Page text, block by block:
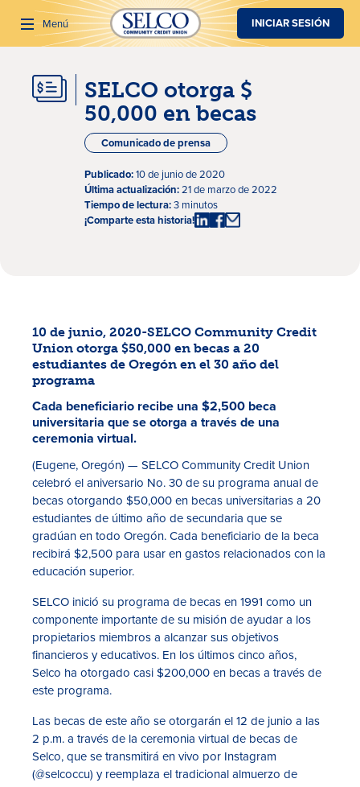
SALTAR AL CONTENIDO PRINCIPAL
Menú
Tasas
Sucursales
Hazte miembro
Registrarse en la banca digital
In English
INICIAR SESIÓN
SELCO otorga $
50,000 en becas
Comunicado de prensa
Publicado:10 de junio de 2020
Última actualización:21 de marzo de 2022
Tiempo de lectura:3 minutos
¡Comparte esta historia!
10 de junio, 2020-SELCO Community Credit
Union otorga $50,000 en becas a 20
estudiantes de Oregón en el 30 año del
programa
Cada beneficiario recibe una $2,500 beca
universitaria que se otorga a través de una
ceremonia virtual.
(Eugene, Oregón) — SELCO Community Credit Union
celebró el aniversario No. 30 de su programa anual de
becas otorgando $50,000 en becas universitarias a 20
estudiantes de último año de secundaria que se
gradúan en todo Oregón. Cada beneficiario de la beca
recibirá $2,500 para usar en gastos relacionados con la
educación superior.
SELCO inició su programa de becas en 1991 como un
componente importante de su misión de ayudar a los
propietarios miembros a alcanzar sus objetivos
financieros y educativos. En los últimos cinco años,
Selco ha otorgado casi $200,000 en becas a través de
este programa.
Las becas de este año se otorgarán el 12 de junio a las
2 p.m. a través de la ceremonia virtual de becas de
Selco, que se transmitirá en vivo por Instagram
(@selcoccu) y reemplaza el tradicional almuerzo de